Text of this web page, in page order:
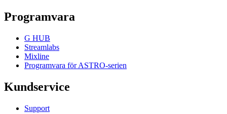
Programvara
G HUB
Streamlabs
Mixline
Programvara för ASTRO-serien
Kundservice
Support